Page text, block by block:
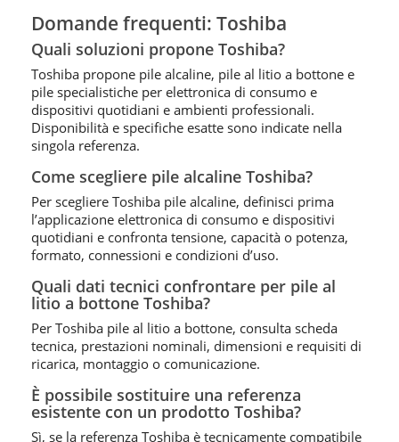
Domande frequenti: Toshiba
Quali soluzioni propone Toshiba?
Toshiba propone pile alcaline, pile al litio a bottone e
pile specialistiche per elettronica di consumo e
dispositivi quotidiani e ambienti professionali.
Disponibilità e specifiche esatte sono indicate nella
singola referenza.
Come scegliere pile alcaline Toshiba?
Per scegliere Toshiba pile alcaline, definisci prima
l’applicazione elettronica di consumo e dispositivi
quotidiani e confronta tensione, capacità o potenza,
formato, connessioni e condizioni d’uso.
Quali dati tecnici confrontare per pile al
litio a bottone Toshiba?
Per Toshiba pile al litio a bottone, consulta scheda
tecnica, prestazioni nominali, dimensioni e requisiti di
ricarica, montaggio o comunicazione.
È possibile sostituire una referenza
esistente con un prodotto Toshiba?
Sì, se la referenza Toshiba è tecnicamente compatibile